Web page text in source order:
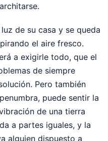
de su casa y se queda
el aire fresco.
a exigirle todo, que el
de siempre
Pero también
puede sentir la
de una tierra
a partes iguales, y la
alguien dispuesto a